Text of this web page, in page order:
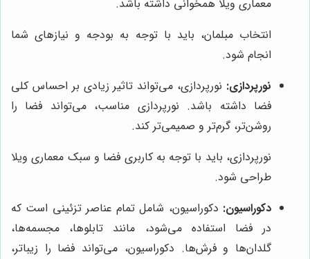
معماری ویلا همخوانی داشته باشد.
انتخاب مبلمان، باید با توجه به بودجه و نیازهای شما
انجام شود.
نورپردازی: نورپردازی، می‌تواند تاثیر زیادی بر احساس کلی
فضا داشته باشد. نورپردازی مناسب، می‌تواند فضا را
روشن‌تر، گرم‌تر و صمیمی‌تر کند.
نورپردازی، باید با توجه به کاربری فضا و سبک معماری ویلا
طراحی شود.
دکوراسیون: دکوراسیون، شامل تمام عناصر تزئینی است که
در فضا استفاده می‌شود، مانند تابلوها، مجسمه‌ها،
گلدان‌ها و فرش‌ها. دکوراسیون، می‌تواند فضا را زیباتر،